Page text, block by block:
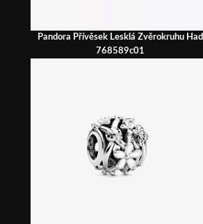
Pandora Přívěsek Lesklá Zvěrokruhu Had
768589c01